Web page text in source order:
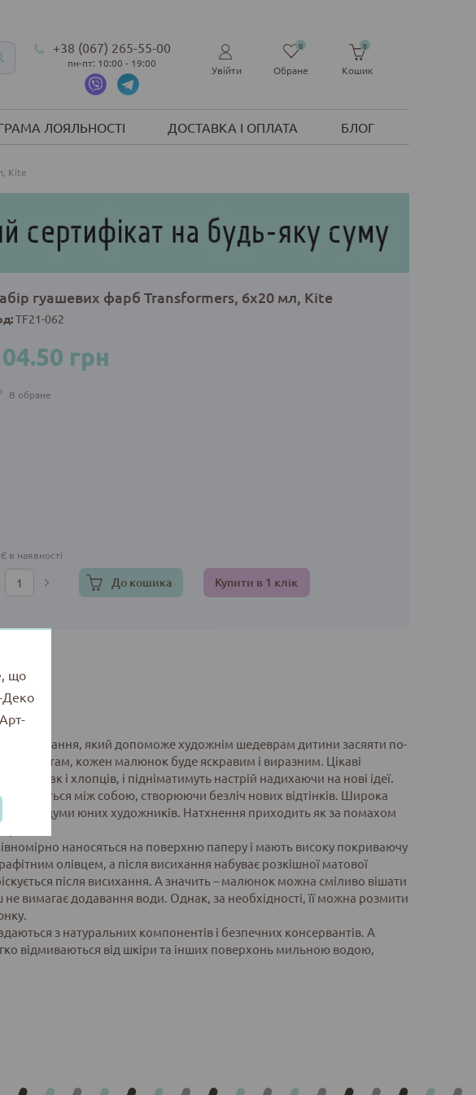
+38 (067) 265-55-00
пн-пт: 10:00 - 19:00
Увійти Обране
0
Кошик
0
ЛОЯЛЬНОСТІ ДОСТАВКА І ОПЛАТА БЛОГ
Kite
гуашевих фарб Transformers, 6х20 мл, Kite
TF21-062
грн
В обране
Є в наявності
До кошика Купити в 1 клік
малювання, який допоможе художнім шедеврам дитини засяяти по-
кожен малюнок буде яскравим і виразним. Цікаві
так і хлопців, і підніматимуть настрій надихаючи на нові ідеї.
між собою, створюючи безліч нових відтінків. Широка
задуми юних художників. Натхнення приходить як за помахом
наносяться на поверхню паперу і мають високу покриваючу
олівцем, а після висихання набуває розкішної матової
після висихання. А значить – малюнок можна сміливо вішати
не вимагає додавання води. Однак, за необхідності, її можна розмити
з натуральних компонентів і безпечних консервантів. А
відмиваються від шкіри та інших поверхонь мильною водою,
що
Деко